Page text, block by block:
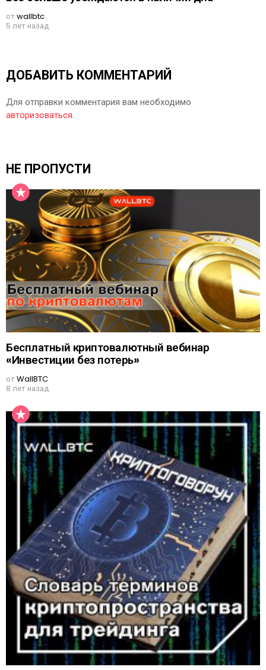
отwallbtc
5 лет назад
ДОБАВИТЬ КОММЕНТАРИЙ
Для отправки комментария вам необходимо
авторизоваться.
НЕ ПРОПУСТИ
Бесплатный криптовалютный вебинар
«Инвестиции без потерь»
отWallBTC
8 лет назад